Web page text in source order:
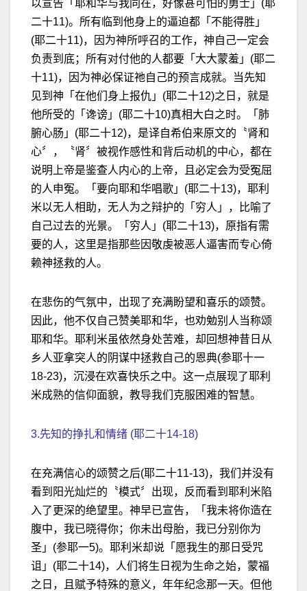
以宣告「耶和华与我同在，好像甚可怕的勇士」(耶
二十11)。所有临到他身上的逼迫都「不能得胜」
(耶二十11)，因为神所呼召的工作，神自己一定会
负责到底；所有对付他的人都要「大大蒙羞」(耶二
十11)，因为神必保证祂自己的预言成就。当先知
见到神「在他们身上报仇」(耶二十12)之日，就是
他所受的「谗谤」(耶二十10)真相大白之时。「肺
腑心肠」(耶二十12)，是译自希伯来原文的〝肾和
心〞，〝肾〞被视作感性和背后动机的中心，都在
说明上帝是鉴查人内心的上帝，且必定会为受冤屈
的人申冤。「要向耶和华唱歌」(耶二十13)，耶利
米以无人相助，无人为之辩护的「穷人」，比喻了
自己过去的光景。「穷人」(耶二十13)，原指有需
要的人，这里是指那些因敬虔被恶人逼害而专心倚
赖神拯救的人。
在悲伤的气氛中，出现了充满盼望和喜乐的颂赞。
因此，他不仅自己赞美耶和华，也劝勉别人当称颂
耶和华。耶利米虽依然身处苦难，却回想神昔日从
乡人亚拿突人的阴谋中拯救自己的恩典(参耶十一
18-23)，沉浸在欢喜快乐之中。这一点展现了耶利
米成熟的信仰面貌，教导我们克服困难的智慧。
3.先知的挣扎和情绪 (耶二十14-18)
在充满信心的颂赞之后(耶二十11-13)，我们并没有
看到阳光灿烂的〝模式〞出现，反而看到耶利米陷
入了更深的绝望里。神早已宣告，「我未将你造在
腹中，我已晓得你；你未出母胎，我已分别你为
圣」(参耶一5)。耶利米却说「愿我生的那日受咒
诅」(耶二十14)，人们将生日视为生命之始，蒙福
之日，且赋予特殊的意义，年年纪念那一天。但他